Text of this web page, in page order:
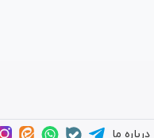
درباره ما